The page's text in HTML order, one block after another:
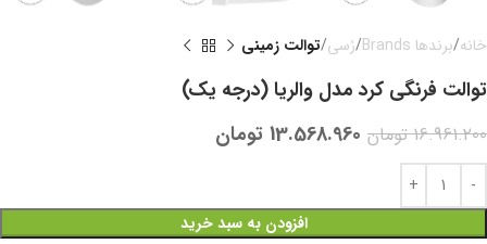
خانه برندها Brands رُسی توالت زمینی
توالت فرنگی کرد مدل والریا (درجه یک)
16.961.200تومان 13.568.960 تومان
افزودن به سبد خرید